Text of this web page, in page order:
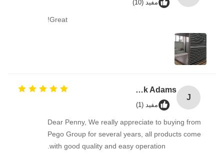
مفيد (10)
Great!
J
Jack Adams
مفيد (1)
Dear Penny, We really appreciate to buying from
Pego Group for several years, all products come
with good quality and easy operation.